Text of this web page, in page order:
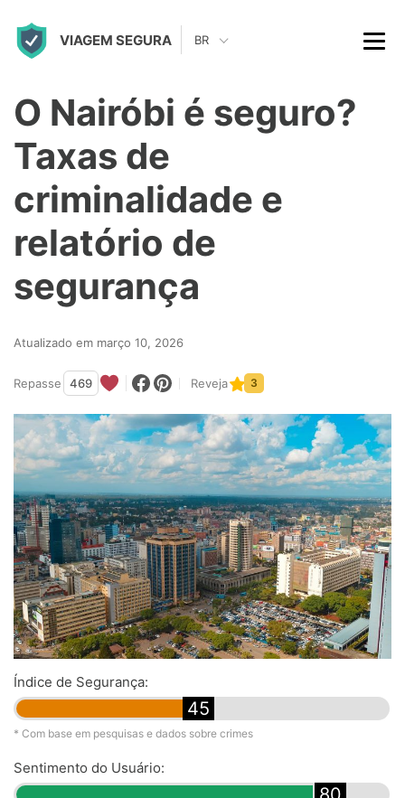
VIAGEM SEGURA BR
O Nairóbi é seguro?
Taxas de
criminalidade e
relatório de
segurança
Atualizado em março 10, 2026
Repasse 469 Reveja 3
Índice de Segurança:
45
* Com base em pesquisas e dados sobre crimes
Sentimento do Usuário: